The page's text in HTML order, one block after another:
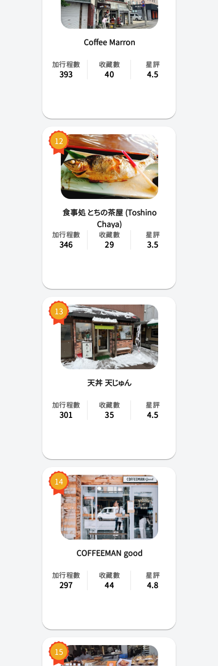
Coffee Marron
加行程數
393
收藏數
40
星評
4.5
12
食事処 とちの茶屋 (Toshino
Chaya)
加行程數
346
收藏數
29
星評
3.5
13
天丼 天じゅん
加行程數
301
收藏數
35
星評
4.5
14
COFFEEMAN good
加行程數
297
收藏數
44
星評
4.8
15